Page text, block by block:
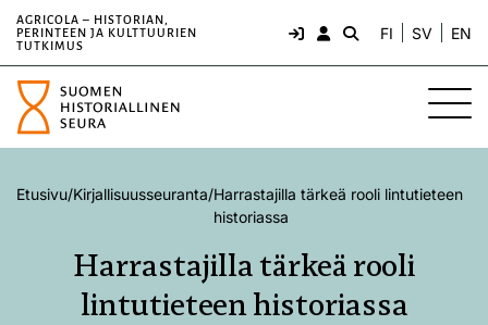
AGRICOLA – HISTORIAN,
PERINTEEN JA KULTTUURIEN
TUTKIMUS
FI SV EN
Etusivu/Kirjallisuusseuranta/Harrastajilla tärkeä rooli lintutieteen
historiassa
Harrastajilla tärkeä rooli
lintutieteen historiassa